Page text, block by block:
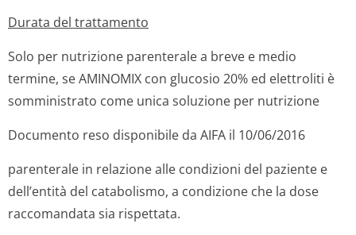
Durata del trattamento
Solo per nutrizione parenterale a breve e medio
termine, se AMINOMIX con glucosio 20% ed elettroliti è
somministrato come unica soluzione per nutrizione
Documento reso disponibile da AIFA il 10/06/2016
parenterale in relazione alle condizioni del paziente e
dell’entità del catabolismo, a condizione che la dose
raccomandata sia rispettata.